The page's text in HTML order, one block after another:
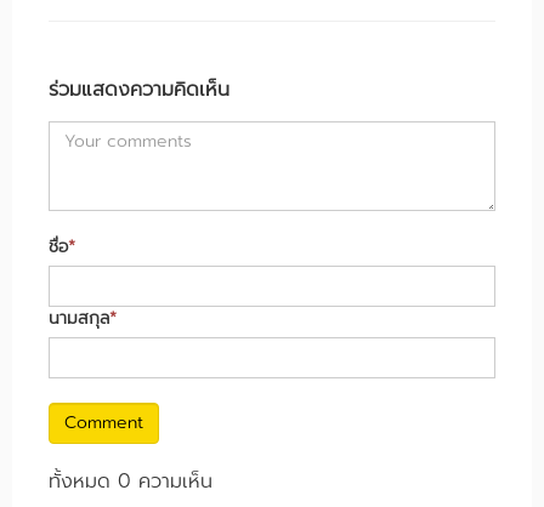
ร่วมแสดงความคิดเห็น
ชื่อ*
นามสกุล*
Comment
ทั้งหมด 0 ความเห็น